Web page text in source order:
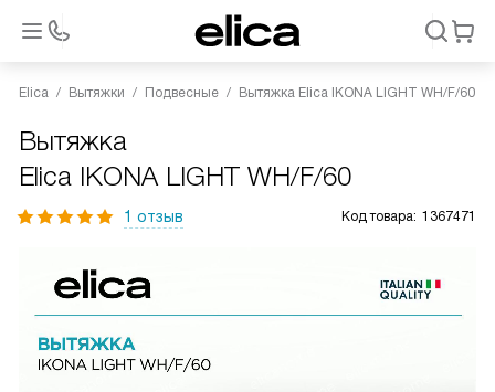
Elica Вытяжки Подвесные Вытяжка Elica IKONA LIGHT WH/F/60
Вытяжка
Elica IKONA LIGHT WH/F/60
1 отзыв Код товара: 1367471